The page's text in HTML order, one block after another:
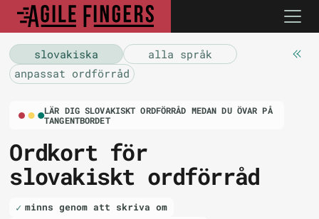
slovakiska
alla språk
anpassat ordförråd
LÄR DIG SLOVAKISKT ORDFÖRRÅD MEDAN DU ÖVAR PÅ
TANGENTBORDET
Ordkort för
slovakiskt ordförråd
minns genom att skriva om